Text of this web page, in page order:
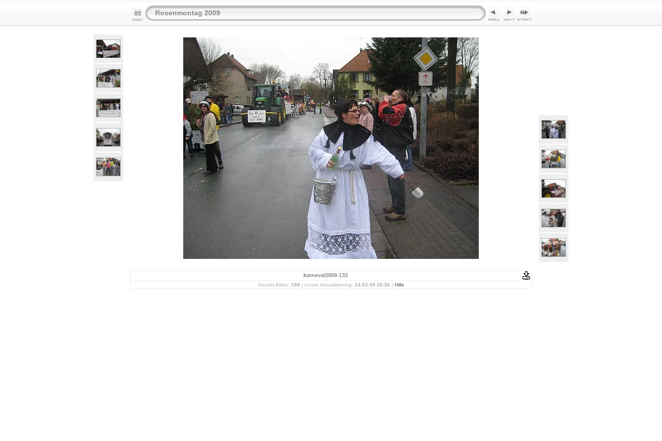
Rosenmontag 2009
karneval2009-133
Anzahl Bilder: 198 | Letzte Aktualisierung: 24.02.09 20:26 | Hilfe